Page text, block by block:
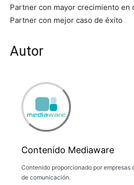
Partner con mayor crecimiento en
Partner con mejor caso de éxito
Autor
Contenido Mediaware
Contenido proporcionado por empresas
de comunicación.